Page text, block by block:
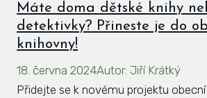
Máte doma dětské knihy
detektivky? Přineste je do
knihovny!
18. června 2024Autor: Jiří Krátký
Přidejte se k novému projektu